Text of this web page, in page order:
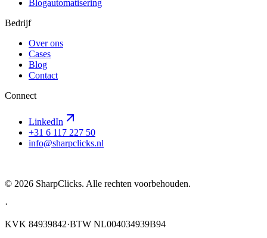
Blogautomatisering
Bedrijf
Over ons
Cases
Blog
Contact
Connect
LinkedIn
+31 6 117 227 50
info@sharpclicks.nl
© 2026 SharpClicks. Alle rechten voorbehouden.
·
KVK 84939842·BTW NL004034939B94